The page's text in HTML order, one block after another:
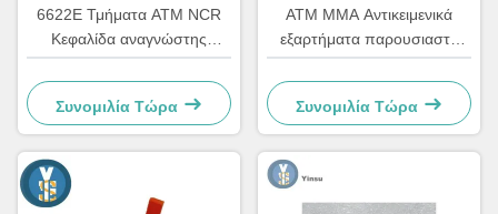
6622Ε Τμήματα ΑΤΜ NCR
Κεφαλίδα αναγνώστης
καρτών Αντικατασκευαστικά
Συνομιλία Τώρα
ΑΤΜ ΜΜΑ Αντικειμενικά
εξαρτήματα παρουσιαστή
εμπρόσθιας πρόσβασης
LVDT ζώνη 4450544331
Συνομιλία Τώρα